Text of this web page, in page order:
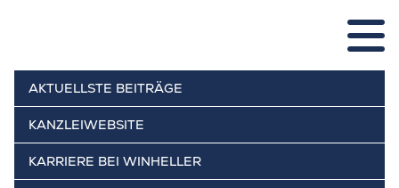
AKTUELLSTE BEITRÄGE
KANZLEIWEBSITE
KARRIERE BEI WINHELLER